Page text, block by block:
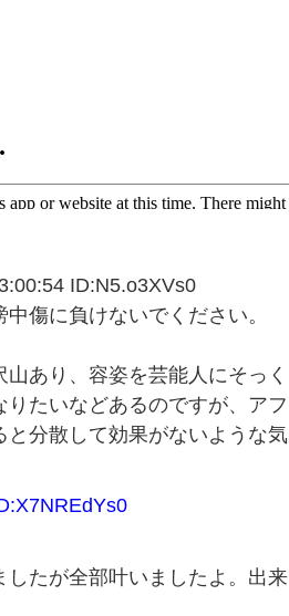
ID:N5.o3XVs0
傷に負けないでください。
あり、容姿を芸能人にそっ
たいなどあるのですが、ア
分散して効果がないような気
たが全部叶いましたよ。出